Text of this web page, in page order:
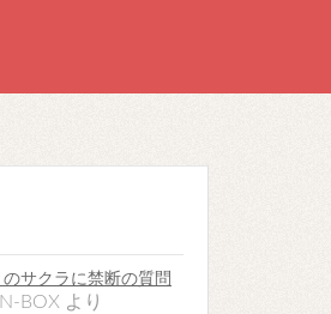
サクラに禁断の質問
N-BOX より